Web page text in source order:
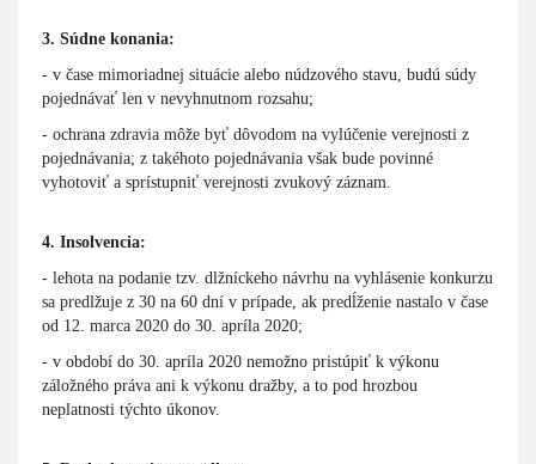
3. Súdne konania:
- v čase mimoriadnej situácie alebo núdzového stavu, budú súdy
pojednávať len v nevyhnutnom rozsahu;
- ochrana zdravia môže byť dôvodom na vylúčenie verejnosti z
pojednávania; z takéhoto pojednávania však bude povinné
vyhotoviť a sprístupniť verejnosti zvukový záznam.
4. Insolvencia:
- lehota na podanie tzv. dlžníckeho návrhu na vyhlásenie konkurzu
sa predlžuje z 30 na 60 dní v prípade, ak predĺženie nastalo v čase
od 12. marca 2020 do 30. apríla 2020;
- v období do 30. apríla 2020 nemožno pristúpiť k výkonu
záložného práva ani k výkonu dražby, a to pod hrozbou
neplatnosti týchto úkonov.